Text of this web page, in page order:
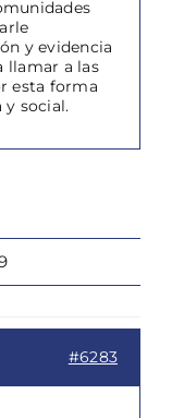
y evidencia
llamar a las
esta forma
y social.
#6283